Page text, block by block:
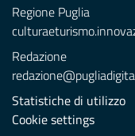
Regione Puglia
Redazione
Statistiche di utilizzo
Cookie settings